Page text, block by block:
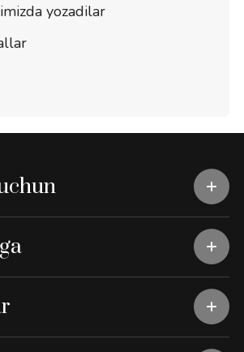
yozadilar